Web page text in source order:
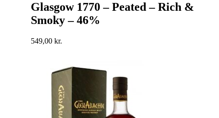
Glasgow 1770 – Peated – Rich &
Smoky – 46%
549,00 kr.